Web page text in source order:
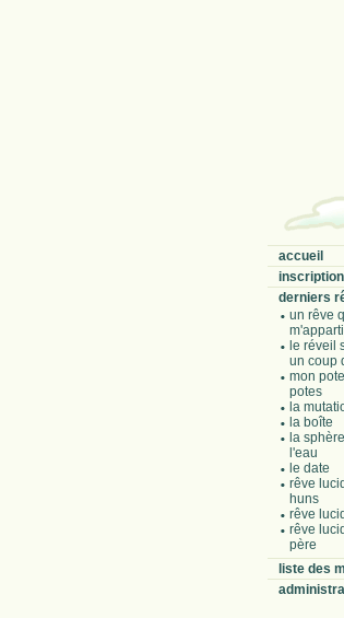
accueil
inscription
derniers
un rêve
le réveil
un coup
mon
potes
la
la boîte
la
l'eau
le date
rêve
huns
rêve
rêve
père
liste des